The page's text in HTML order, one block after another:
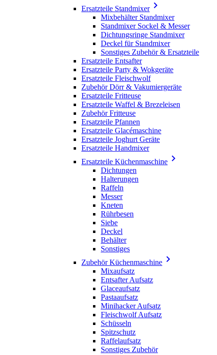
Ersatzteile Standmixer
Mixbehälter Standmixer
Standmixer Sockel & Messer
Dichtungsringe Standmixer
Deckel für Standmixer
Sonstiges Zubehör & Ersatzteile
Ersatzteile Entsafter
Ersatzteile Party & Wokgeräte
Ersatzteile Fleischwolf
Zubehör Dörr & Vakumiergeräte
Ersatzteile Fritteuse
Ersatzteile Waffel & Brezeleisen
Zubehör Fritteuse
Ersatzteile Pfannen
Ersatzteile Glacémaschine
Ersatzteile Joghurt Geräte
Ersatzteile Handmixer
Ersatzteile Küchenmaschine 
Dichtungen
Halterungen
Raffeln
Messer
Kneten
Rührbesen
Siebe
Deckel
Behälter
Sonstiges
Zubehör Küchenmaschine 
Mixaufsatz
Entsafter Aufsatz
Glaceaufsatz
Pastaaufsatz
Minihacker Aufsatz
Fleischwolf Aufsatz
Schüsseln
Spitzschutz
Raffelaufsatz
Sonstiges Zubehör